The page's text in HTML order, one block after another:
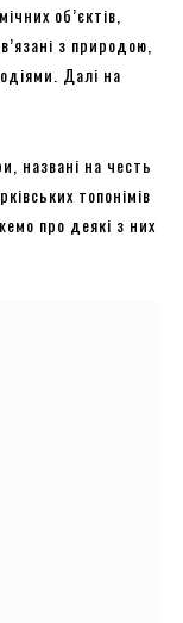
об’єктів,
з природою,
Далі на
названі на честь
топонімів
про деякі з них